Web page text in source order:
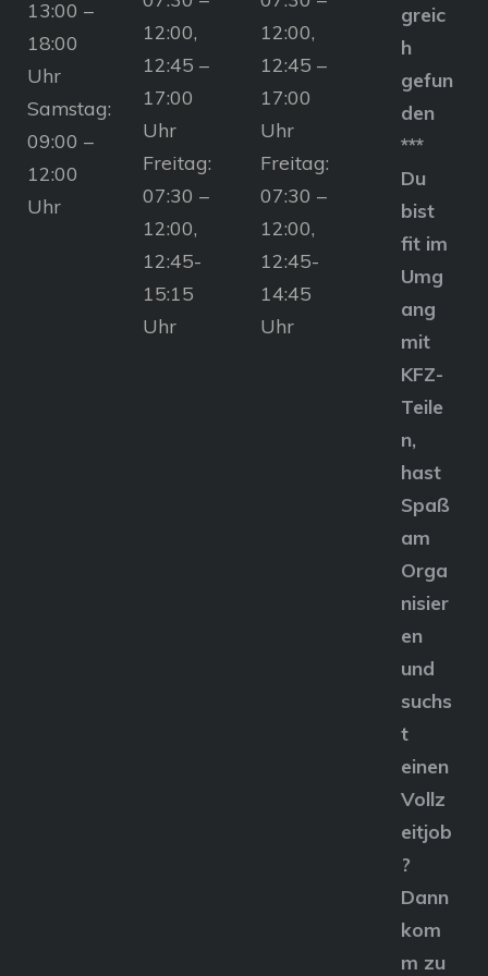
13:00 –
18:00
Uhr
Samstag:
09:00 –
12:00
Uhr
12:00,
12:45 –
17:00
Uhr
Freitag:
07:30 –
12:00,
12:45-
15:15
Uhr
12:00,
12:45 –
17:00
Uhr
Freitag:
07:30 –
12:00,
12:45-
14:45
Uhr
greic
h
gefun
den
***
Du
bist
fit im
Umg
ang
mit
KFZ-
Teile
n,
hast
Spaß
am
Orga
nisier
en
und
suchs
t
einen
Vollz
eitjob
?
Dann
kom
m zu